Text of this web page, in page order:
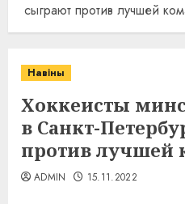
сыграют против лучшей
Навіны
Хоккеисты
в Санкт-
против
ADMIN 15.11.2022